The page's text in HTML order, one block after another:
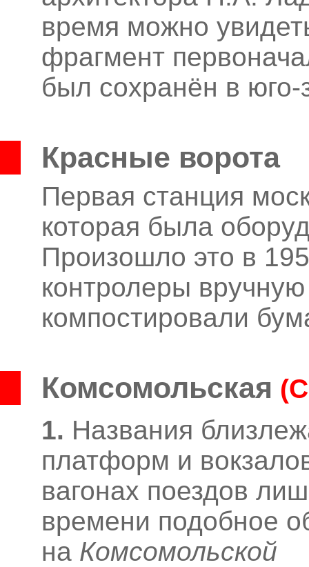
время можно
фрагмент
был сохранён в
Красные ворота
Первая станция
которая была
Произошло это в
контролеры
компостировали
Комсомольская
1. Названия
платформ и
вагонах поездов
времени подобное
на Комсомольской